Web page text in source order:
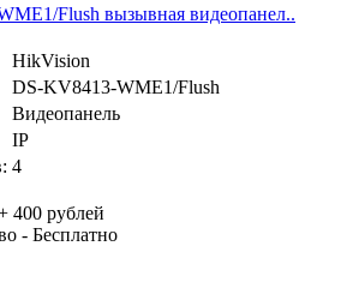
Flush вызывная видеопанел..
HikVision
DS-KV8413-WME1/Flush
Видеопанель
IP
4
400 рублей
- Бесплатно